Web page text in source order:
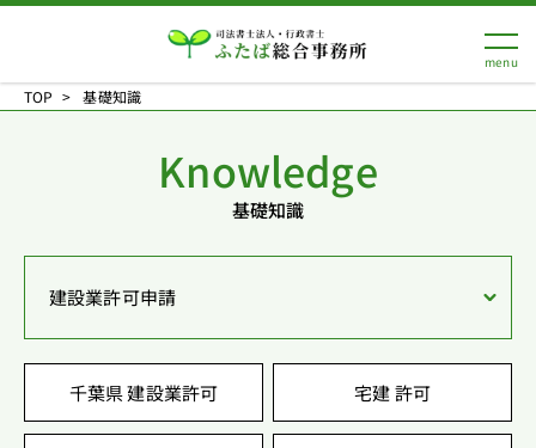
TOP 基礎知識
Knowledge
基礎知識
建設業許可申請
千葉県 建設業許可 宅建 許可